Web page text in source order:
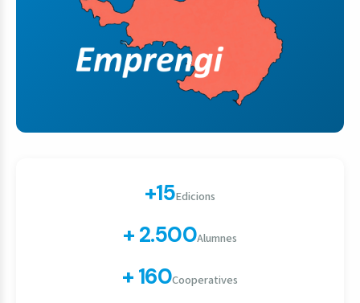
+15Edicions
+ 2.500Alumnes
+ 160Cooperatives